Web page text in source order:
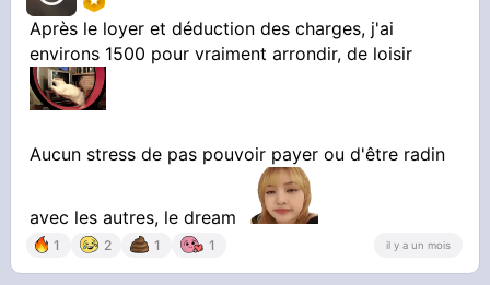
Après le loyer et déduction des charges, j'ai
environs 1500 pour vraiment arrondir, de loisir
Aucun stress de pas pouvoir payer ou d'être radin
avec les autres, le dream
1 2 1 1 il y a un mois